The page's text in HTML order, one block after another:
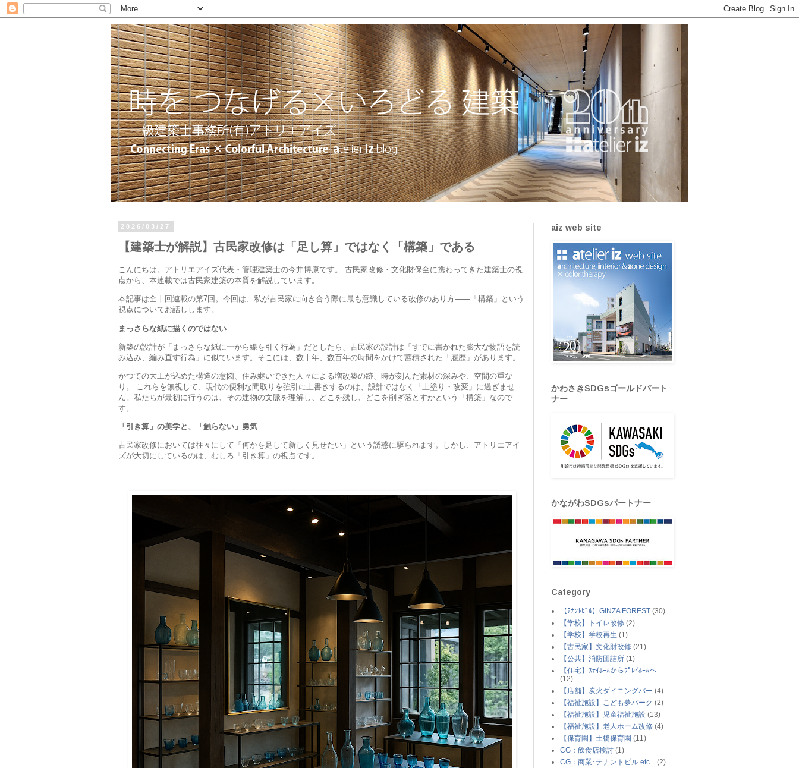
2026/03/27
【建築士が解説】古民家改修は「足し算」ではなく「構築」である
こんにちは。アトリエアイズ代表・管理建築士の今井博康です。 古民家改修・文化財保全に携わってきた建築士の視
点から、本連載では古民家建築の本質を解説しています。
本記事は全十回連載の第7回。今回は、私が古民家に向き合う際に最も意識している改修のあり方――「構築」という
視点についてお話しします。
まっさらな紙に描くのではない
新築の設計が「まっさらな紙に一から線を引く行為」だとしたら、古民家の設計は「すでに書かれた膨大な物語を読
み込み、編み直す行為」に似ています。そこには、数十年、数百年の時間をかけて蓄積された「履歴」があります。
かつての大工が込めた構造の意図、住み継いできた人々による増改築の跡、時が刻んだ素材の深みや、空間の重な
り。 これらを無視して、現代の便利な間取りを強引に上書きするのは、設計ではなく「上塗り・改変」に過ぎませ
ん。私たちが最初に行うのは、その建物の文脈を理解し、どこを残し、どこを削ぎ落とすかという「構築」なので
す。
「引き算」の美学と、「触らない」勇気
古民家改修においては往々にして「何かを足して新しく見せたい」という誘惑に駆られます。しかし、アトリエアイ
ズが大切にしているのは、むしろ「引き算」の視点です。
aiz web site
かわさきSDGsゴールドパート
ナー
かながわSDGsパートナー
Category
【ﾃﾅﾝﾄﾋﾞﾙ】GINZA FOREST (30)
【学校】トイレ改修 (2)
【学校】学校再生 (1)
【古民家】文化財改修 (21)
【公共】消防団詰所 (1)
【住宅】ｽﾃｲﾎｰﾑからﾌﾟﾚｲﾎｰﾑへ
(12)
【店舗】炭火ダイニングバー (4)
【福祉施設】こども夢パーク (2)
【福祉施設】児童福祉施設 (13)
【福祉施設】老人ホーム改修 (4)
【保育園】土橋保育園 (11)
CG：飲食店検討 (1)
CG：商業･テナントビル etc... (2)